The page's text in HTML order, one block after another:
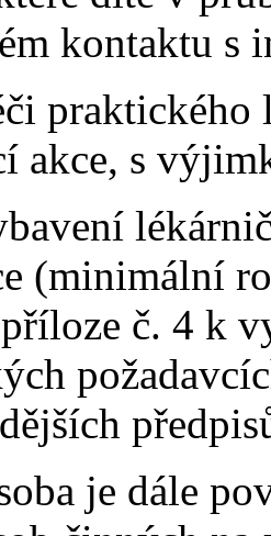
kontaktu s
praktického
akce, s
(minimální
č. 4 k
je dále